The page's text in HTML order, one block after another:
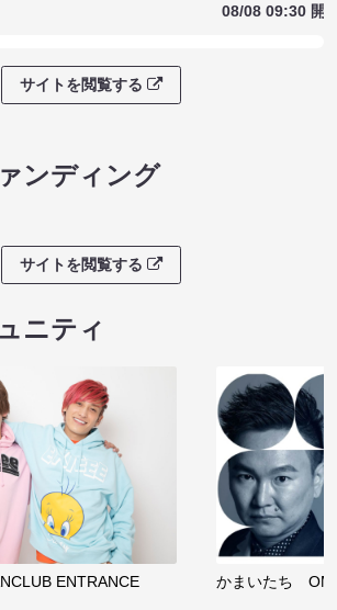
08/08 09:30 開
サイトを閲覧する
ンディング
サイトを閲覧する
ニティ
ENTRANCE かまいたち